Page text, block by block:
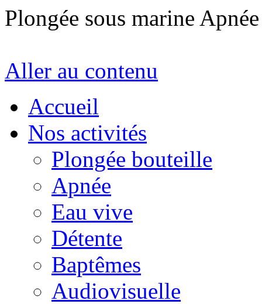
Plongée sous marine
Aller au contenu
Accueil
Nos activités
Plongée bouteille
Apnée
Eau vive
Détente
Baptêmes
Audiovisuelle